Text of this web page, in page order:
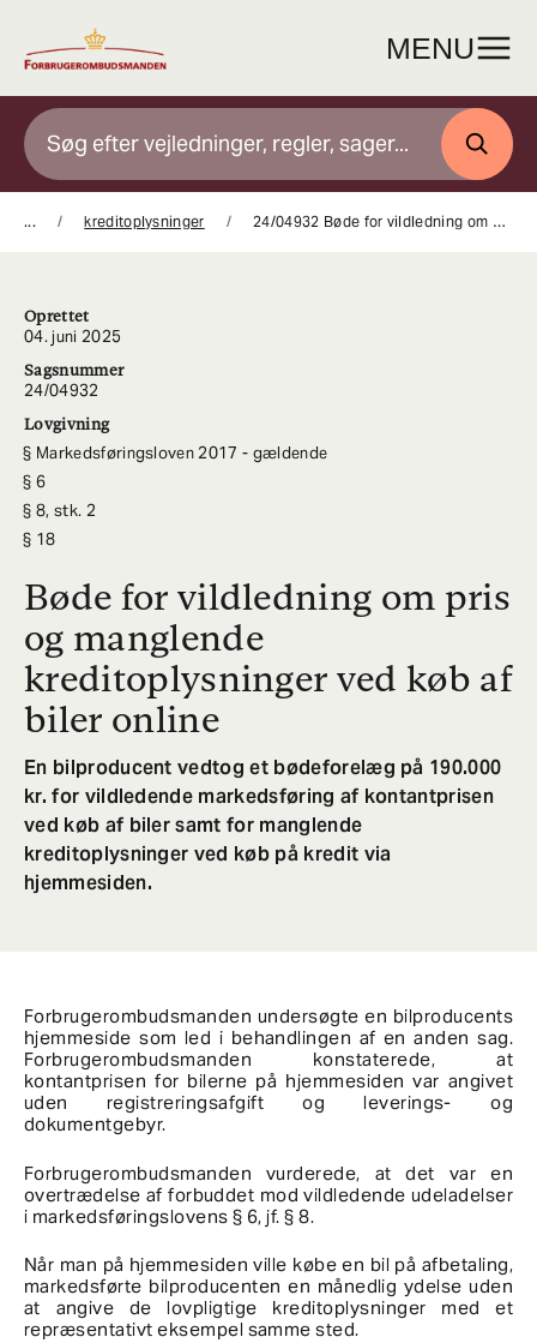
indhold
MENU
SØG
... kreditoplysninger 24/04932 Bøde for vildledning om pris og manglende kreditoplysninger ved køb af biler online
Oprettet
04. juni 2025
Sagsnummer
24/04932
Lovgivning
Markedsføringsloven 2017 - gældende
6
8, stk. 2
18
Bøde for vildledning om pris
og manglende
kreditoplysninger ved køb af
biler online
En bilproducent vedtog et bødeforelæg på 190.000
kr. for vildledende markedsføring af kontantprisen
ved køb af biler samt for manglende
kreditoplysninger ved køb på kredit via
hjemmesiden.
Forbrugerombudsmanden undersøgte en bilproducents
hjemmeside som led i behandlingen af en anden sag.
Forbrugerombudsmanden konstaterede, at
kontantprisen for bilerne på hjemmesiden var angivet
uden registreringsafgift og leverings- og
dokumentgebyr.
Forbrugerombudsmanden vurderede, at det var en
overtrædelse af forbuddet mod vildledende udeladelser
i markedsføringslovens § 6, jf. § 8.
Når man på hjemmesiden ville købe en bil på afbetaling,
markedsførte bilproducenten en månedlig ydelse uden
at angive de lovpligtige kreditoplysninger med et
repræsentativt eksempel samme sted.